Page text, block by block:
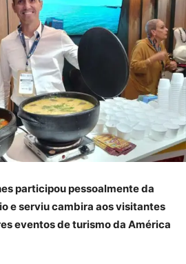
participou pessoalmente da
e serviu cambira aos visitantes
eventos de turismo da América